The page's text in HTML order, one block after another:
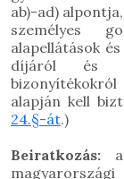
ab)-ad)
személyes
alapellátások
díjáról és
alapján kell
24.§-át.)
Beiratkozás: a
magyarországi